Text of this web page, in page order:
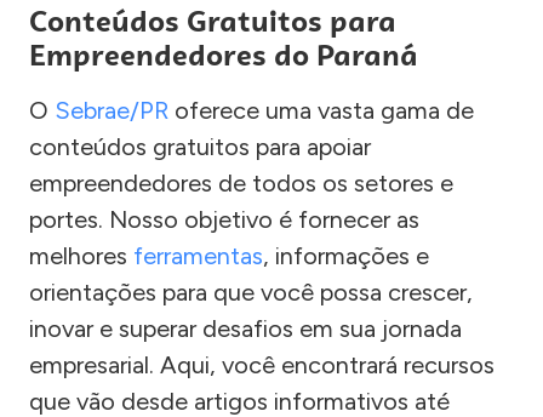
Conteúdos Gratuitos para
Empreendedores do Paraná
O Sebrae/PR oferece uma vasta gama de
conteúdos gratuitos para apoiar
empreendedores de todos os setores e
portes. Nosso objetivo é fornecer as
melhores ferramentas, informações e
orientações para que você possa crescer,
inovar e superar desafios em sua jornada
empresarial. Aqui, você encontrará recursos
que vão desde artigos informativos até